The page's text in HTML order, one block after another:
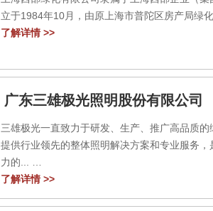
立于1984年10月，由原上海市普陀区房产局绿
了解详情 >>
广东三雄极光照明股份有限公司
三雄极光一直致力于研发、生产、推广高品质
提供行业领先的整体照明解决方案和专业服务
力的...
了解详情 >>